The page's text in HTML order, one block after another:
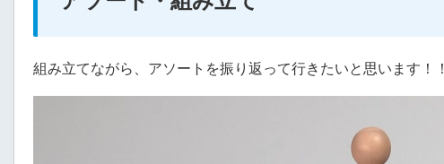
組み立てながら、アソートを振り返って行きたいと思います！！